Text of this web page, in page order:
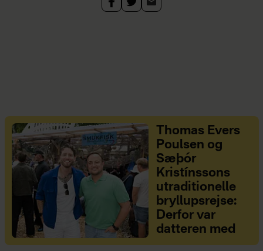
Thomas Evers
Poulsen og
Sæþór
Kristínssons
utraditionelle
bryllupsrejse:
Derfor var
datteren med